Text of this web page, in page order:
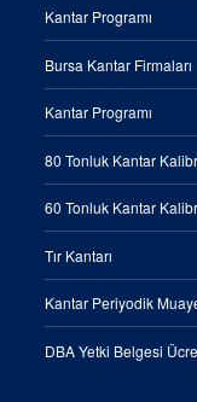
Kantar Programı
Bursa Kantar Firmaları
Kantar Programı
80 Tonluk Kantar
60 Tonluk Kantar
Tır Kantarı
Kantar Periyodik
DBA Yetki Belgesi